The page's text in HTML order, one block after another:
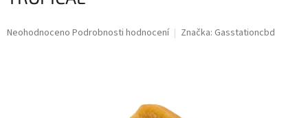
Průměrné
Neohodnoceno Podrobnosti hodnocení Značka: Gasstationcbd